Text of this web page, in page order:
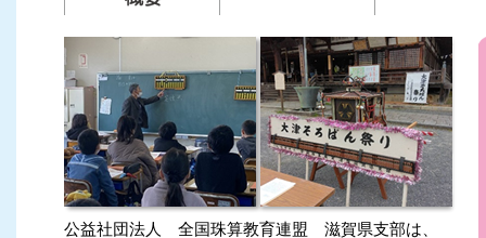
公益社団法人 全国珠算教育連盟 滋賀県支部は、